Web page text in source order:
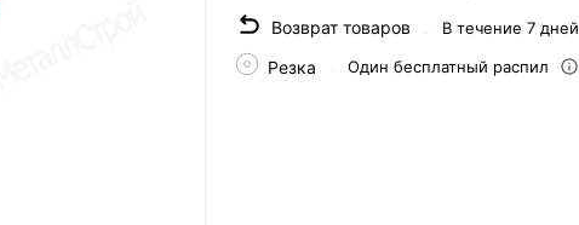
Возврат товаров В течение 7 дней
Резка Один бесплатный распил